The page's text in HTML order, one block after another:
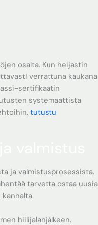
osalta. Kun heijastin
verrattuna kaukana
sertifikaatin
systemaattista
tutustu
ja valmistusprosessista.
tarvetta ostaa uusia
hiilijalanjälkeen.